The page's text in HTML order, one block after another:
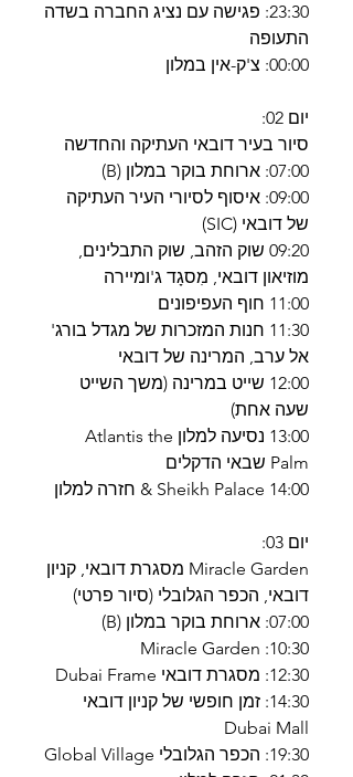
23:30: פגישה עם נציג החברה בשדה
התעופה
00:00: צ'ק-אין במלון
יום 02:
סיור בעיר דובאי העתיקה והחדשה
07:00: ארוחת בוקר במלון (B)
09:00: איסוף לסיורי העיר העתיקה
של דובאי (SIC)
09:20 שוק הזהב, שוק התבלינים,
מוזיאון דובאי, מִסגָד ג'ומיירה
11:00 חוף העפיפונים
11:30 חנות המזכרות של מגדל בורג'
אל ערב, המרינה של דובאי
12:00 שייט במרינה (משך השייט
שעה אחת)
13:00 נסיעה למלון Atlantis the
Palm שבאי הדקלים
14:00 Sheikh Palace & חזרה למלון
יום 03:
Miracle Garden מסגרת דובאי, קניון
דובאי, הכפר הגלובלי (סיור פרטי)
07:00: ארוחת בוקר במלון (B)
10:30: Miracle Garden
12:30: מסגרת דובאי Dubai Frame
14:30: זמן חופשי של קניון דובאי
Dubai Mall
19:30: הכפר הגלובלי Global Village